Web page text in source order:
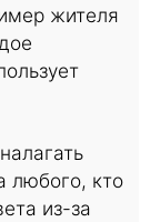
жителя
любого, кто
из-за